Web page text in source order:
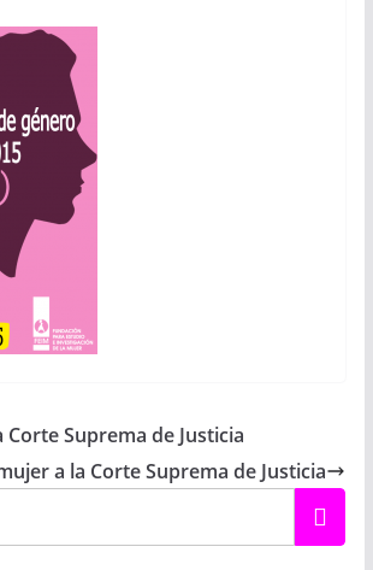
Corte Suprema de Justicia
a la Corte Suprema de Justicia